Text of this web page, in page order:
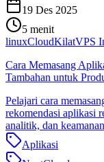
19 Des 2025
5 menit
linuxCloudKilatVPS
Cara Memasang
Tambahan untuk
Pelajari cara
rekomendasi aplikasi
analitik, dan
Aplikasi